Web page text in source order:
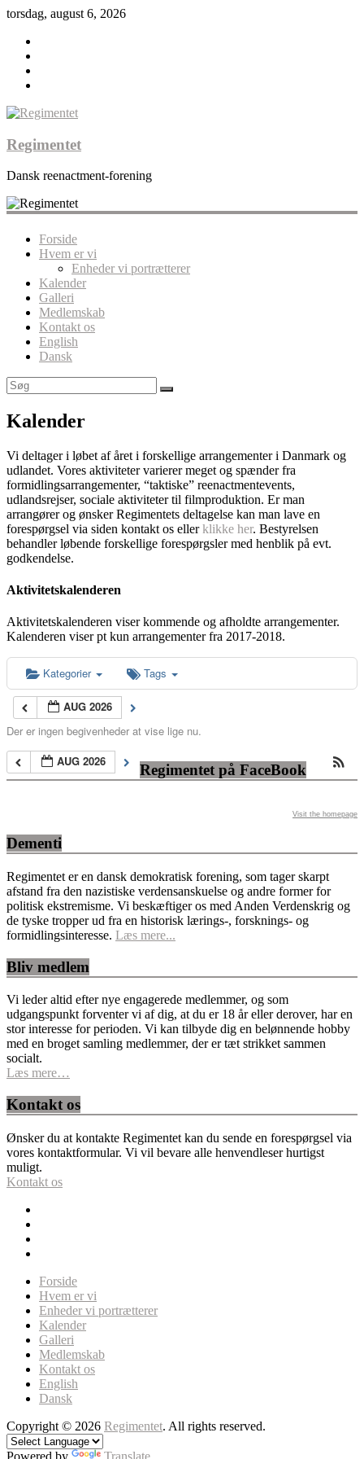
torsdag, august 6, 2026
Regimentet
Dansk reenactment-forening
Forside
Hvem er vi
Enheder vi portrætterer
Kalender
Galleri
Medlemskab
Kontakt os
English
Dansk
Kalender
Vi deltager i løbet af året i forskellige arrangementer i Danmark og
udlandet. Vores aktiviteter varierer meget og spænder fra
formidlingsarrangementer, “taktiske” reenactmentevents,
udlandsrejser, sociale aktiviteter til filmproduktion. Er man
arrangører og ønsker Regimentets deltagelse kan man lave en
forespørgsel via siden kontakt os ellerklikke her. Bestyrelsen
behandler løbende forskellige forespørgsler med henblik på evt.
godkendelse.
Aktivitetskalenderen
Aktivitetskalenderen viser kommende og afholdte arrangementer.
Kalenderen viser pt kun arrangementer fra 2017-2018.
Kategorier Tags
AUG 2026
Der er ingen begivenheder at vise lige nu.
AUG 2026
Regimentet på FaceBook
Visit the homepage
Dementi
Regimentet er en dansk demokratisk forening, som tager skarpt
afstand fra den nazistiske verdensanskuelse og andre former for
politisk ekstremisme. Vi beskæftiger os med Anden Verdenskrig og
de tyske tropper ud fra en historisk lærings-, forsknings- og
formidlingsinteresse. Læs mere...
Bliv medlem
Vi leder altid efter nye engagerede medlemmer, og som
udgangspunkt forventer vi af dig, at du er 18 år eller derover, har en
stor interesse for perioden. Vi kan tilbyde dig en belønnende hobby
med en broget samling medlemmer, der er tæt strikket sammen
socialt.
Læs mere…
Kontakt os
Ønsker du at kontakte Regimentet kan du sende en forespørgsel via
vores kontaktformular. Vi vil bevare alle henvendleser hurtigst
muligt.
Kontakt os
Forside
Hvem er vi
Enheder vi portrætterer
Kalender
Galleri
Medlemskab
Kontakt os
English
Dansk
Copyright © 2026 Regimentet. All rights reserved.
Powered by Translate